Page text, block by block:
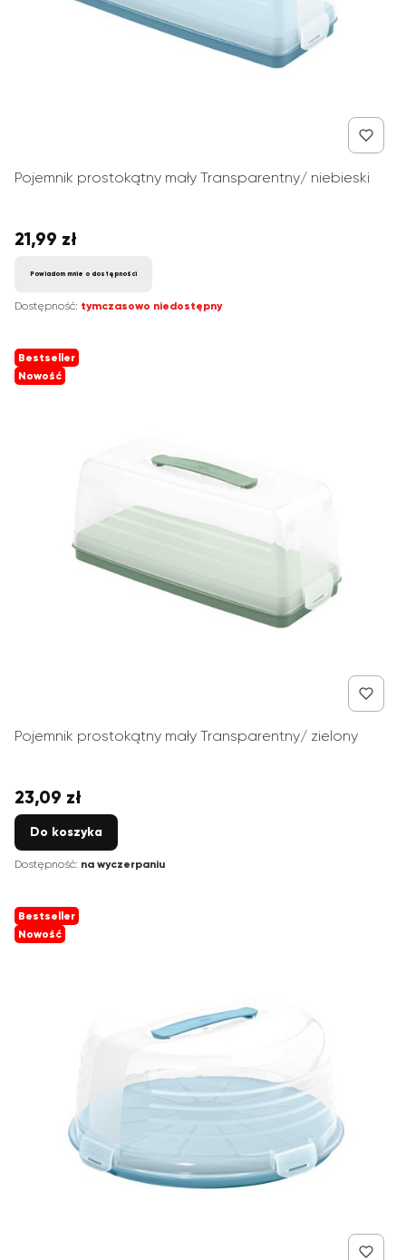
Pojemnik prostokątny mały Transparentny/ niebieski
Cena
21,99 zł
Powiadom mnie o dostępności
Dostępność: tymczasowo niedostępny
Bestseller
Nowość
Pojemnik prostokątny mały Transparentny/ zielony
Cena
23,09 zł
Do koszyka
Dostępność: na wyczerpaniu
Bestseller
Nowość